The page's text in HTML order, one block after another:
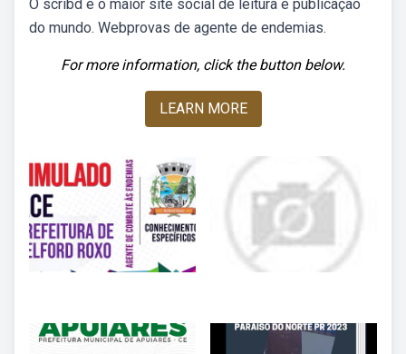
O scribd é o maior site social de leitura e publicação
do mundo. Webprovas de agente de endemias.
For more information, click the button below.
LEARN MORE